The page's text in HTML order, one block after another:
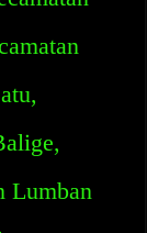
Lumban